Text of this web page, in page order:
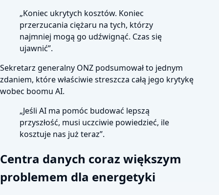
„Koniec ukrytych kosztów. Koniec
przerzucania ciężaru na tych, którzy
najmniej mogą go udźwignąć. Czas się
ujawnić”.
Sekretarz generalny ONZ podsumował to jednym
zdaniem, które właściwie streszcza całą jego krytykę
wobec boomu AI.
„Jeśli AI ma pomóc budować lepszą
przyszłość, musi uczciwie powiedzieć, ile
kosztuje nas już teraz”.
Centra danych coraz większym
problemem dla energetyki